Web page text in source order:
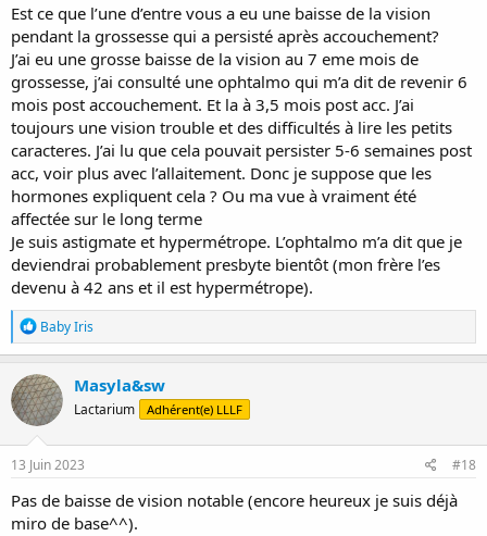
Est ce que l’une d’entre vous a eu une baisse de la vision
pendant la grossesse qui a persisté après accouchement?
J’ai eu une grosse baisse de la vision au 7 eme mois de
grossesse, j’ai consulté une ophtalmo qui m’a dit de revenir 6
mois post accouchement. Et la à 3,5 mois post acc. J’ai
toujours une vision trouble et des difficultés à lire les petits
caracteres. J’ai lu que cela pouvait persister 5-6 semaines post
acc, voir plus avec l’allaitement. Donc je suppose que les
hormones expliquent cela ? Ou ma vue à vraiment été
affectée sur le long terme
Je suis astigmate et hypermétrope. L’ophtalmo m’a dit que je
deviendrai probablement presbyte bientôt (mon frère l’es
devenu à 42 ans et il est hypermétrope).
R
é
a
c
t
i
o
n
s
Baby Iris
Masyla&sw
Lactarium Adhérent(e) LLLF
13 Juin 2023 #18
Pas de baisse de vision notable (encore heureux je suis déjà
miro de base^^).